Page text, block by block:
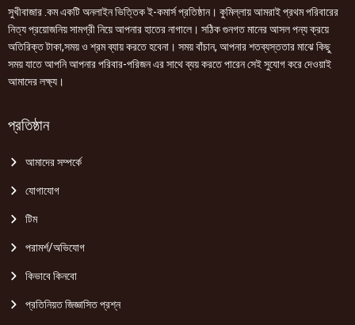
সুখীবাজার .কম একটি অনলাইন ভিত্তিক ই-কমার্স প্রতিষ্ঠান। কুমিল্লায় আমরাই প্রথম পরিবারের
নিত্য প্রয়োজনিয় সামগ্রী নিয়ে আপনার হাতের নাগালে। সঠিক গুনগত মানের আসল পন্য ক্রয়ে
অতিরিক্ত টাকা,সময় ও শ্রম ব্যায় করতে হবেনা। সময় বাঁচান, আপনার শতব্যস্ততার মাঝে কিছু
সময় যাতে আপনি আপনার পরিবার-পরিজন এর সাথে ব্যয় করতে পারেন সেই সুযোগ করে দেওয়াই
আমাদের লক্ষ্য।
প্রতিষ্ঠান
আমাদের সম্পর্কে
যোগাযোগ
টিম
পরামর্শ/অভিযোগ
কিভাবে কিনবো
প্রতিনিয়ত জিজ্ঞাসিত প্রশ্ন